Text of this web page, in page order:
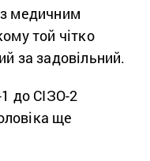
медичним
той чітко
за задовільний.
до СІЗО-2
ще